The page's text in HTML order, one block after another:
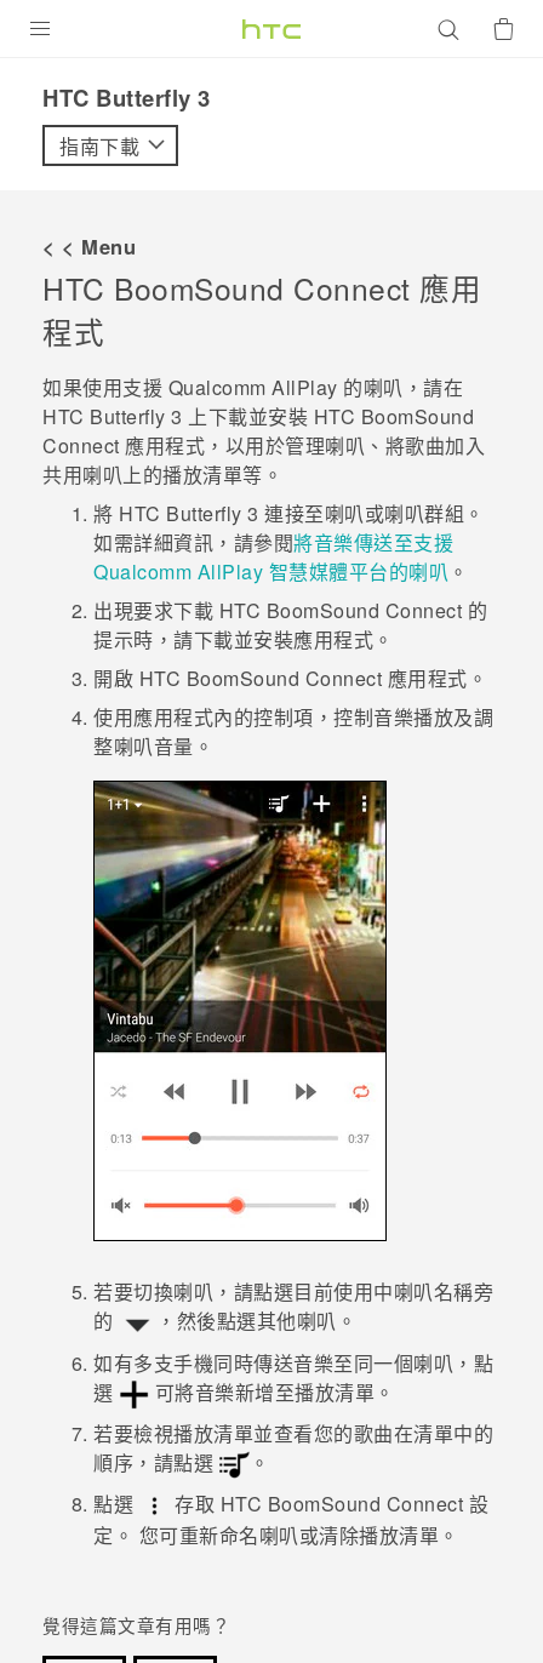
VIVE
VIVERSE
優惠專區
焦點訊息
校園專案
企業採購
銷售通路
支援服務
VIVELAND
HTC Butterfly 3‎
指南下載
< < Menu
HTC BoomSound Connect 應用
程式
如果使用支援 Qualcomm AllPlay 的喇叭，請在
HTC Butterfly 3 上下載並安裝 HTC BoomSound
Connect 應用程式，以用於管理喇叭、將歌曲加入
共用喇叭上的播放清單等。
將 HTC Butterfly 3 連接至喇叭或喇叭群組。
如需詳細資訊，請參閱將音樂傳送至支援
Qualcomm AllPlay 智慧媒體平台的喇叭 。
出現要求下載 HTC BoomSound Connect 的
提示時，請下載並安裝應用程式。
開啟 HTC BoomSound Connect 應用程式。
使用應用程式內的控制項，控制音樂播放及調
整喇叭音量。
若要切換喇叭，請點選目前使用中喇叭名稱旁
的
，然後點選其他喇叭。
如有多支手機同時傳送音樂至同一個喇叭，點
選
可將音樂新增至播放清單。
若要檢視播放清單並查看您的歌曲在清單中的
順序，請點選
。
點選
存取 HTC BoomSound Connect 設
定。 您可重新命名喇叭或清除播放清單。
覺得這篇文章有用嗎？